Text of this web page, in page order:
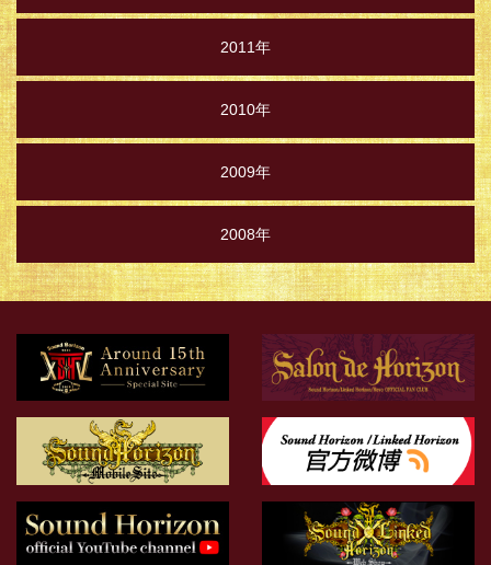
2011年
2010年
2009年
2008年